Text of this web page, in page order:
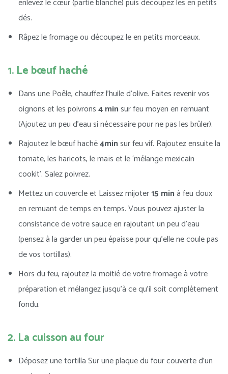
dés.
Râpez le fromage ou découpez le en petits morceaux.
1. Le bœuf haché
Dans une Poêle, chauffez l’huile d’olive. Faites revenir vos
oignons et les poivrons4 minsur feu moyen en remuant
(Ajoutez un peu d’eau si nécessaire pour ne pas les brûler).
Rajoutez le bœuf haché4minsur feu vif. Rajoutez ensuite la
tomate, les haricots, le maïs et le ‘mélange mexicain
cookit’. Salez poivrez.
Mettez un couvercle et Laissez mijoter15 minà feu doux
en remuant de temps en temps. Vous pouvez ajuster la
consistance de votre sauce en rajoutant un peu d’eau
(pensez à la garder un peu épaisse pour qu’elle ne coule pas
de vos tortillas).
Hors du feu, rajoutez la moitié de votre fromage à votre
préparation et mélangez jusqu’à ce qu’il soit complètement
fondu.
2. La cuisson au four
Déposez une tortilla Sur une plaque du four couverte d’un